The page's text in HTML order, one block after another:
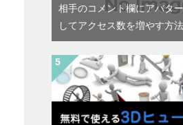
相手のコメント欄にアバタ
してアクセス数を増やす方法